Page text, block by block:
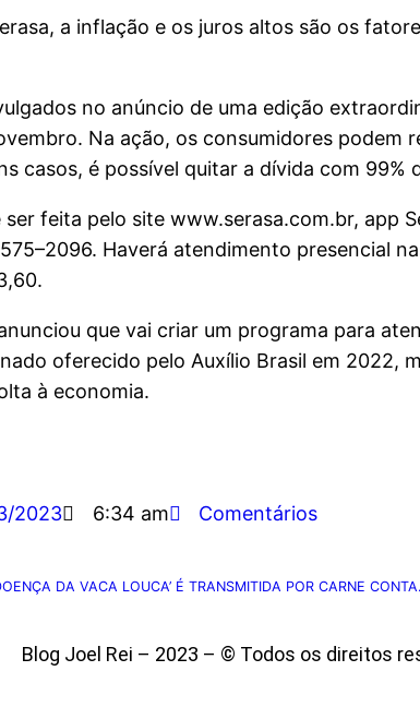
a inflação e os juros altos são os
no anúncio de uma edição
Na ação, os consumidores
casos, é possível quitar a dívida com
feita pelo site www.serasa.com.br, app
Haverá atendimento presencial
que vai criar um programa para
oferecido pelo Auxílio Brasil em 2022,
à economia.
2023 6:34 am Comentários
RARA EM
Blog Joel Rei – 2023 – © Todos os direitos